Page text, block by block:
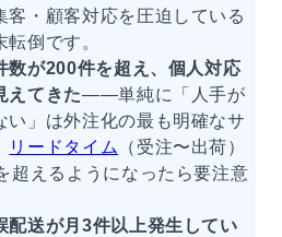
客・顧客対応を圧迫している
転倒です。
数が200件を超え、個人対応
えてきた——単純に「人手が
い」は外注化の最も明確なサ
リードタイム
（受注〜出荷）
超えるようになったら要注意
配送が月3件以上発生してい